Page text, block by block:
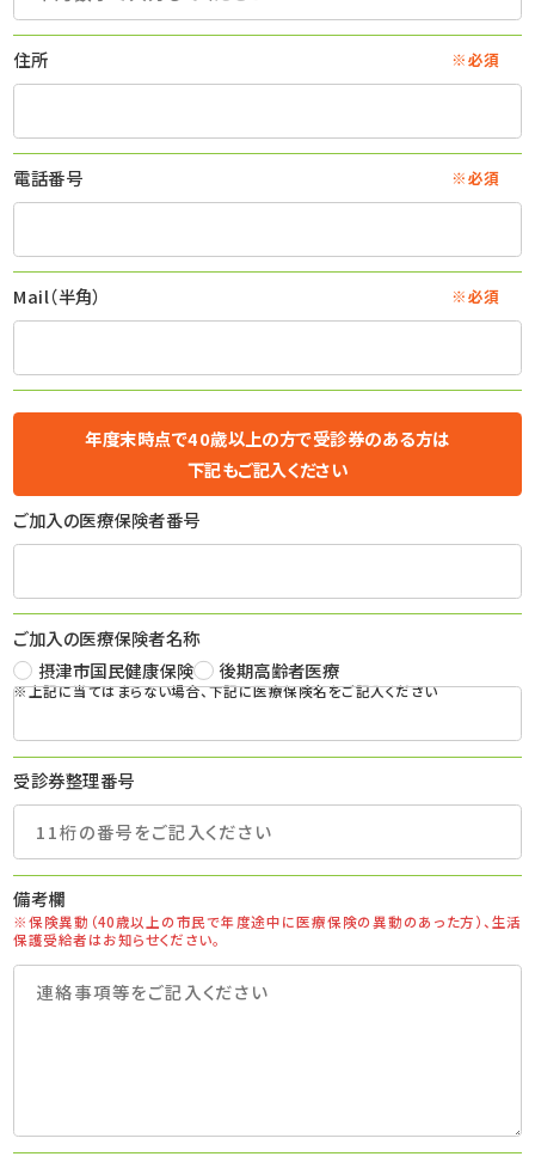
住所 ※必須
電話番号 ※必須
Mail（半角） ※必須
年度末時点で40歳以上の方で受診券のある方は
下記もご記入ください
ご加入の医療保険者番号
ご加入の医療保険者名称
摂津市国民健康保険
後期高齢者医療
※上記に当てはまらない場合、下記に医療保険名をご記入ください
受診券整理番号
備考欄
※保険異動（40歳以上の市民で年度途中に医療保険の異動のあった方）、生活
保護受給者はお知らせください。